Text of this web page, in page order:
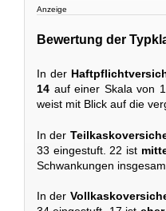
Anzeige
Bewertung der
In der
14 auf einer Skala von
weist mit Blick auf die
In der
33 eingestuft. 22 ist
Schwankungen
In der